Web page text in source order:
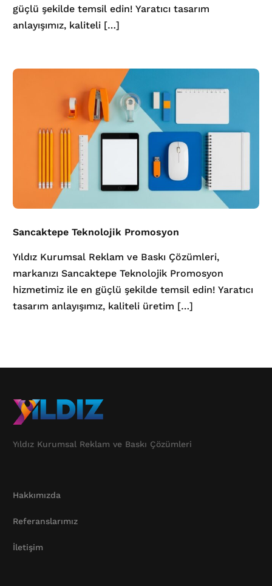
güçlü şekilde temsil edin! Yaratıcı tasarım
anlayışımız, kaliteli […]
Sancaktepe Teknolojik Promosyon
Yıldız Kurumsal Reklam ve Baskı Çözümleri,
markanızı Sancaktepe Teknolojik Promosyon
hizmetimiz ile en güçlü şekilde temsil edin! Yaratıcı
tasarım anlayışımız, kaliteli üretim […]
Yıldız Kurumsal Reklam ve Baskı Çözümleri
Hakkımızda
Referanslarımız
İletişim